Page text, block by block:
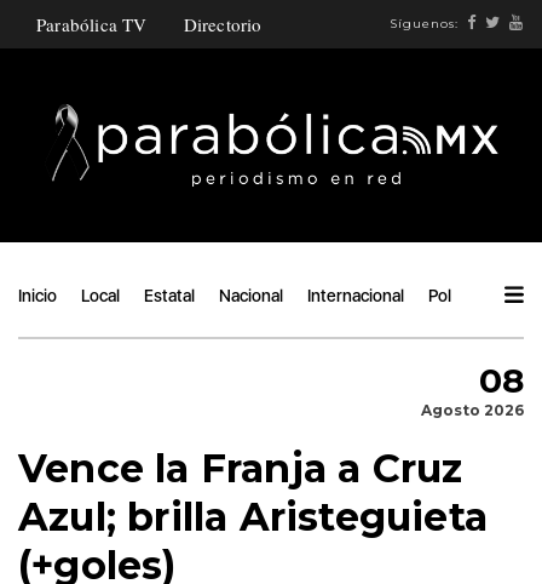
Parabólica TV Directorio Síguenos:
Inicio Local Estatal Nacional Internacional Política
08
Agosto 2026
Vence la Franja a Cruz
Azul; brilla Aristeguieta
(+goles)